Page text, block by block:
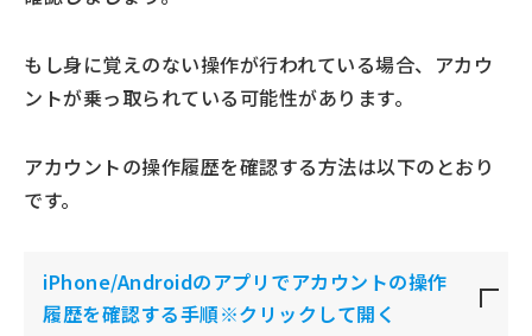
もし身に覚えのない操作が行われている場合、アカウ
ントが乗っ取られている可能性があります。
アカウントの操作履歴を確認する方法は以下のとおり
です。
iPhone/Androidのアプリでアカウントの操作
履歴を確認する手順※クリックして開く